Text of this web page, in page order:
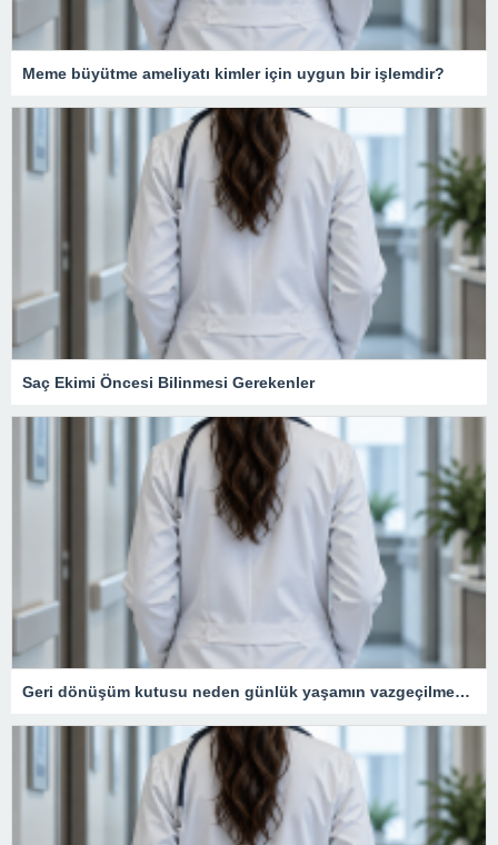
Meme büyütme ameliyatı kimler için uygun bir işlemdir?
Saç Ekimi Öncesi Bilinmesi Gerekenler
Geri dönüşüm kutusu neden günlük yaşamın vazgeçilmezidir?